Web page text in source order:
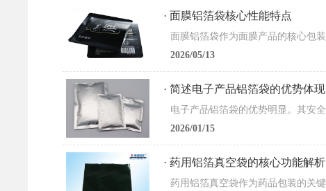
· 面膜铝箔袋核心性能特点
2026/05/13
· 简述电子产品铝箔袋的优势体现
2026/01/15
· 药用铝箔真空袋的核心功能解析